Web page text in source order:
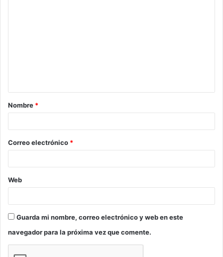
a
r
*
Nombre *
Correo electrónico *
Web
Guarda mi nombre, correo electrónico y web en este
navegador para la próxima vez que comente.